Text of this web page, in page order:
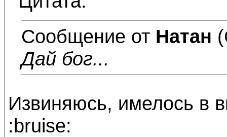
Сообщение от Натан
Дай бог...
Извиняюсь, имелось в
:bruise: